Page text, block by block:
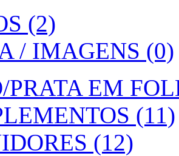
(2)
/ IMAGENS (0)
PRATA EM
(11)
(12)